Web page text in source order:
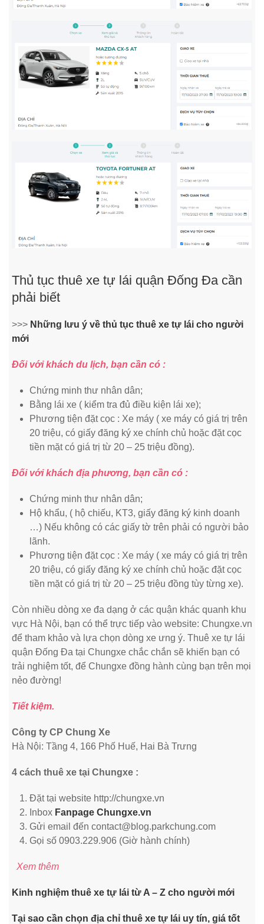
Thủ tục thuê xe tự lái quận Đống Đa cần
phải biết
>>> Những lưu ý về thủ tục thuê xe tự lái cho người
mới
Đối với khách du lịch, bạn cần có :
Chứng minh thư nhân dân;
Bằng lái xe ( kiểm tra đủ điều kiện lái xe);
Phương tiện đặt cọc : Xe máy ( xe máy có giá trị trên
20 triệu, có giấy đăng ký xe chính chủ hoặc đặt cọc
tiền mặt có giá trị từ 20 – 25 triệu đồng).
Đối với khách địa phương, bạn cần có :
Chứng minh thư nhân dân;
Hộ khẩu, ( hộ chiếu, KT3, giấy đăng ký kinh doanh
…) Nếu không có các giấy tờ trên phải có người bảo
lãnh.
Phương tiện đặt cọc : Xe máy ( xe máy có giá trị trên
20 triệu, có giấy đăng ký xe chính chủ hoặc đặt cọc
tiền mặt có giá trị từ 20 – 25 triệu đồng tùy từng xe).
Còn nhiều dòng xe đa dạng ở các quận khác quanh khu
vực Hà Nội, bạn có thể trực tiếp vào website: Chungxe.vn
để tham khảo và lựa chọn dòng xe ưng ý. Thuê xe tự lái
quận Đống Đa tại Chungxe chắc chắn sẽ khiến bạn có
trải nghiệm tốt, để Chungxe đồng hành cùng bạn trên mọi
nẻo đường!
Tiết kiệm.
Công ty CP Chung Xe
Hà Nội: Tầng 4, 166 Phố Huế, Hai Bà Trưng
4 cách thuê xe tại Chungxe :
Đặt tại website http://chungxe.vn
Inbox Fanpage Chungxe.vn
Gửi email đến contact@blog.parkchung.com
Gọi số 0903.229.906 (Giờ hành chính)
Xem thêm
Kinh nghiệm thuê xe tự lái từ A – Z cho người mới
Tại sao cần chọn địa chỉ thuê xe tự lái uy tín, giá tốt